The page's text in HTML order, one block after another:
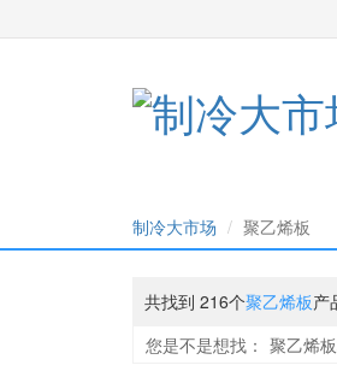
制冷大市场 聚乙烯板
共找到 216个聚乙烯板产
您是不是想找： 聚乙烯